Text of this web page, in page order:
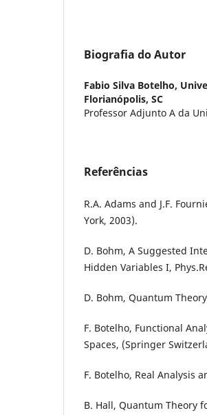
Biografia do Autor
Fabio Silva Botelho,
Florianópolis, SC
Professor Adjunto A da
Referências
R.A. Adams and J.F.
York, 2003).
D. Bohm, A Suggested
Hidden Variables I,
D. Bohm, Quantum
F. Botelho, Functional
Spaces, (Springer
F. Botelho, Real Analysis
B. Hall, Quantum Theory